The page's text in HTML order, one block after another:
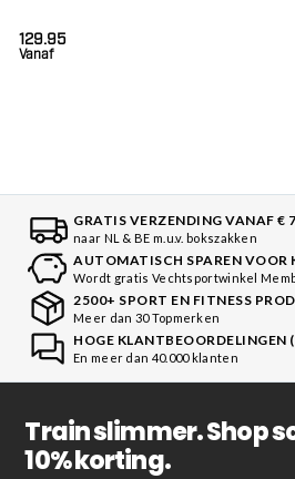
Vanaf
129.95
GRATIS VERZENDING VANAF €
naar NL & BE m.u.v. bokszakken
AUTOMATISCH SPAREN VOOR
Wordt gratis Vechtsportwinkel
2500+ SPORT EN FITNESS
Meer dan 30 Topmerken
HOGE KLANTBEOORDELINGEN
En meer dan 40.000 klanten
Train slimmer. Shop
10% korting.